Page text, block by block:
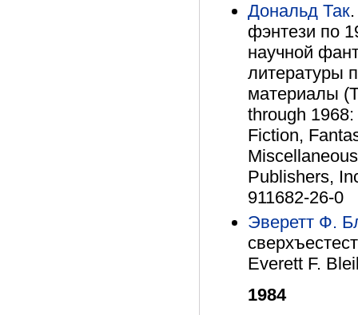
Дональд Так
фэнтези по
научной
литературы
материалы
through
Fiction,
Publishers,
911682-26-0
Эверетт Ф.
Everett F.
1984